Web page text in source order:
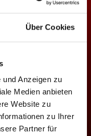
Über Cookies
Anzeigen zu
Medien anbieten
Website zu
zu Ihrer
Partner für